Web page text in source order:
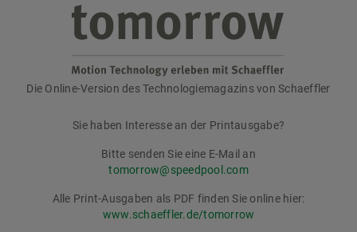
tomorrow
Die Online-Version des Technologiemagazins von Schaeffler
Sie haben Interesse an der Printausgabe?
Bitte senden Sie eine E-Mail an
tomorrow@speedpool.com
Alle Print-Ausgaben als PDF finden Sie online hier:
www.schaeffler.de/tomorrow